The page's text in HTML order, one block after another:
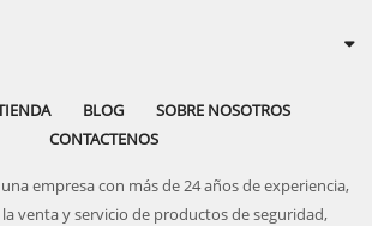
BLOG
SOBRE NOSOTROS
CONTACTENOS
empresa con más de 24 años de experiencia,
venta y servicio de productos de seguridad,